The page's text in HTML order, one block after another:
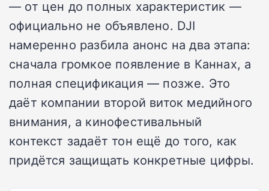
— от цен до полных характеристик —
официально не объявлено. DJI
намеренно разбила анонс на два этапа:
сначала громкое появление в Каннах, а
полная спецификация — позже. Это
даёт компании второй виток медийного
внимания, а кинофестивальный
контекст задаёт тон ещё до того, как
придётся защищать конкретные цифры.